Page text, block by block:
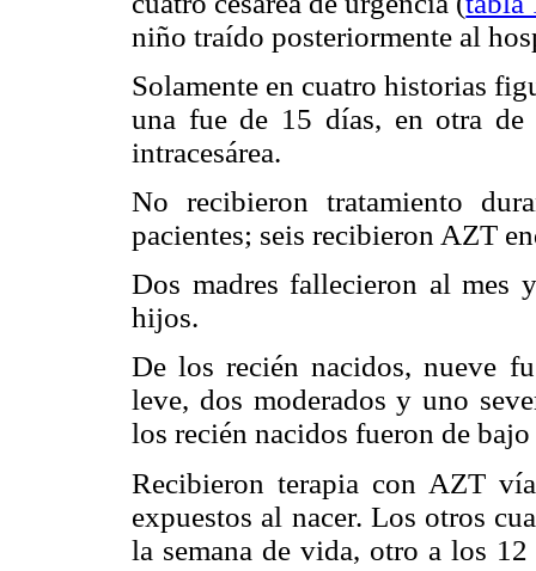
niño traído posteriormente al
Solamente en cuatro historias
una fue de 15 días, en otra
intracesárea.
No recibieron tratamiento
pacientes; seis recibieron AZT
Dos madres fallecieron al mes
hijos.
De los recién nacidos, nueve
leve, dos moderados y uno
los recién nacidos fueron de bajo
Recibieron terapia con AZT
expuestos al nacer. Los otros
la semana de vida, otro a los